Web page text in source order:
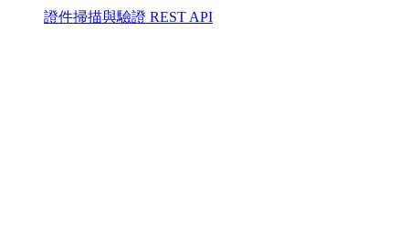
證件掃描與驗證 REST API